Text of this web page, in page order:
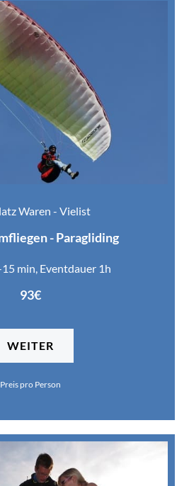
Waren - Vielist
- Paragliding
min, Eventdauer 1h
93€
WEITER
Preis pro Person